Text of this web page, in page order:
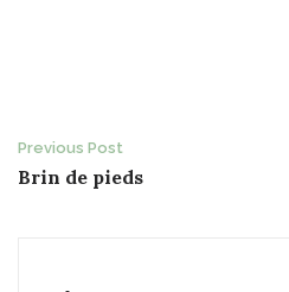
Post
navigation
Previous Post
Brin de pieds